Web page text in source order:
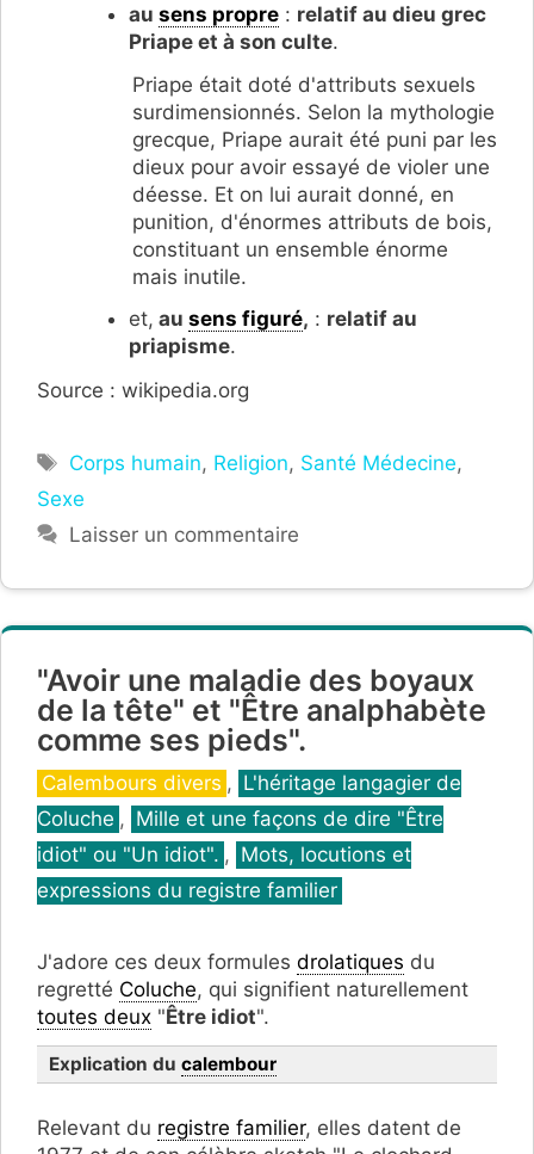
au sens propre: relatif au dieu grec
Priape et à son culte.
Priape était doté d'attributs sexuels
surdimensionnés. Selon la mythologie
grecque, Priape aurait été puni par les
dieux pour avoir essayé de violer une
déesse. Et on lui aurait donné, en
punition, d'énormes attributs de bois,
constituant un ensemble énorme
mais inutile.
et, au sens figuré, : relatif au
priapisme.
Source : wikipedia.org
Étiquettes
Corps humain, Religion, Santé Médecine,
Sexe
Laisser un commentaire
"Avoir une maladie des boyaux
de la tête" et "Être analphabète
comme ses pieds".
Catégories
Calembours divers , L'héritage langagier de
Coluche , Mille et une façons de dire "Être
idiot" ou "Un idiot". , Mots, locutions et
expressions du registre familier
J'adore ces deux formules drolatiques du
regretté Coluche, qui signifient naturellement
toutes deux "Être idiot".
Explication du calembour
Analphabète
Relevant du registre familier, elles datent de